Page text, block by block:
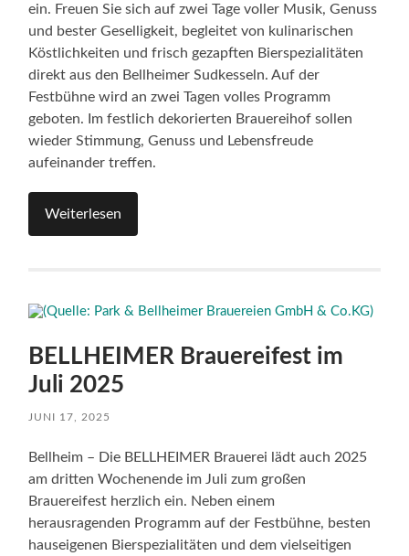
ein. Freuen Sie sich auf zwei Tage voller Musik, Genuss
und bester Geselligkeit, begleitet von kulinarischen
Köstlichkeiten und frisch gezapften Bierspezialitäten
direkt aus den Bellheimer Sudkesseln. Auf der
Festbühne wird an zwei Tagen volles Programm
geboten. Im festlich dekorierten Brauereihof sollen
wieder Stimmung, Genuss und Lebensfreude
aufeinander treffen.
Weiterlesen
BELLHEIMER Brauereifest im
Juli 2025
JUNI 17, 2025
Bellheim – Die BELLHEIMER Brauerei lädt auch 2025
am dritten Wochenende im Juli zum großen
Brauereifest herzlich ein. Neben einem
herausragenden Programm auf der Festbühne, besten
hauseigenen Bierspezialitäten und dem vielseitigen